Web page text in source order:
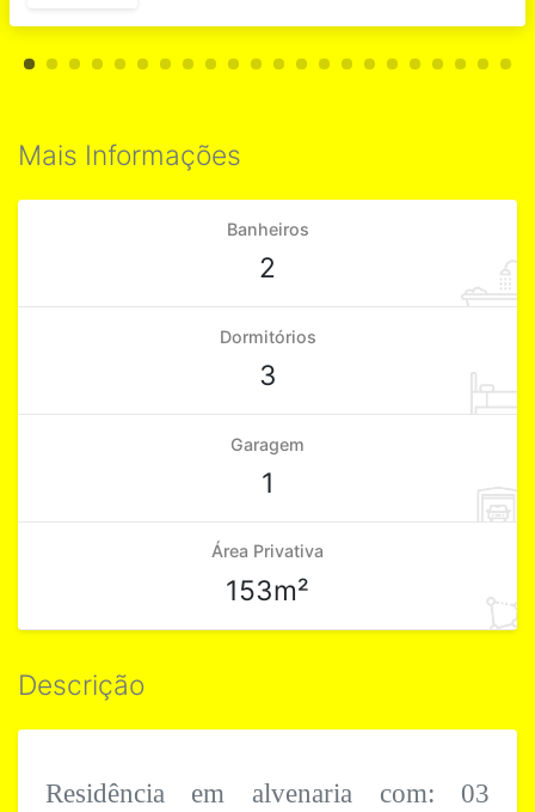
Descrição
Residência em alvenaria com: 03
Mais Informações
Banheiros
2
Dormitórios
3
Garagem
1
Área Privativa
153m²